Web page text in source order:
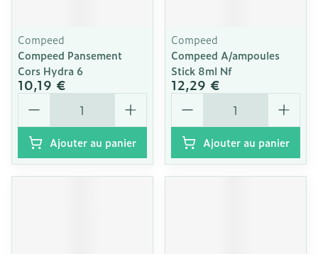
Compeed
Compeed Pansement
Cors Hydra 6
10,19 €
Quantité
Ajouter au panier
Compeed
Compeed A/ampoules
Stick 8ml Nf
12,29 €
Quantité
Ajouter au panier